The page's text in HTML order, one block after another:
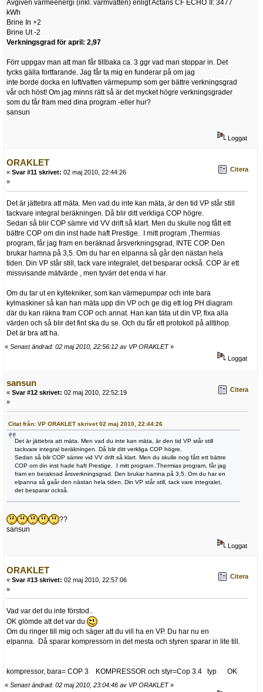
Avgiven värmeenergi (inkl. varmvatten) enligt Actaris CF ECHO´II: 3477
kWh
Brine In +2
Brine Ut -2
Verkningsgrad för april: 2,97
Förr uppgav man att man får tillbaka ca. 3 ggr vad man stoppar in. Det
tycks gälla fortfarande. Jag får ta mig en funderar på om jag
inte borde docka en luft/vatten värmepump som ger bättre verkningsgrad
vår och höst! Om jag minns rätt så är det mycket högre verkningsgrader
som du får fram med dina program -eller hur?
sansun
Loggat
ORAKLET
« Svar #11 skrivet: 02 maj 2010, 22:44:26
»
Citera
Det är jättebra att mäta. Men vad du inte kan mäta, är den tid VP står still
tackvare integral beräkningen. Då blir ditt verkliga COP högre.
Sedan så blir COP sämre vid VV drift så klart. Men du skulle nog fått ett
bättre COP om din inst hade haft Prestige. I mitt program ,Thermias
program, får jag fram en beräknad årsverkningsgrad, INTE COP. Den
brukar hamna på 3,5. Om du har en elpanna så går den nästan hela
tiden. Din VP står still, tack vare integralet, det besparar också. COP är ett
missvisande mätvärde , men tyvärr det enda vi har.
Om du tar ut en kyltekniker, som kan värmepumpar och inte bara
kylmaskiner så kan han mäta upp din VP och ge dig ett log PH diagram
där du kan räkna fram COP och annat. Han kan täta ut din VP, fixa alla
värden och så blir det fint ska du se. Och du får ett protokoll på alltihop.
Det är bra att ha.
« Senast ändrad: 02 maj 2010, 22:56:12 av VP ORAKLET»
Loggat
sansun
« Svar #12 skrivet: 02 maj 2010, 22:52:19
»
Citera
Citat från: VP ORAKLET skrivet 02 maj 2010, 22:44:26
Det är jättebra att mäta. Men vad du inte kan mäta, är den tid VP står still
tackvare integral beräkningen. Då blir ditt verkliga COP högre.
Sedan så blir COP sämre vid VV drift så klart. Men du skulle nog fått ett bättre
COP om din inst hade haft Prestige. I mitt program ,Thermias program, får jag
fram en beraknad årsverkningsgrad. Den brukar hamna på 3,5. Om du har en
elpanna så gaår den nästan hela tiden. Din VP står still, tack vare integralet,
det besparar också.
??
sansun
Loggat
ORAKLET
« Svar #13 skrivet: 02 maj 2010, 22:57:06
»
Citera
Vad var det du inte förstod..
OK glömde att det var du
Om du ringer till mig och säger att du vill ha en VP. Du har nu en
elpanna. Då sparar kompressorn in det mesta och styren sparar in lite till.
kompressor, bara= COP 3 KOMPRESSOR och styr=Cop 3.4 typ OK
« Senast ändrad: 02 maj 2010, 23:04:46 av VP ORAKLET»